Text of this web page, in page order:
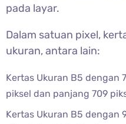
pada layar.
Dalam satuan pixel,
ukuran, antara lain:
Kertas Ukuran B5 dengan
piksel dan panjang 709
Kertas Ukuran B5 dengan